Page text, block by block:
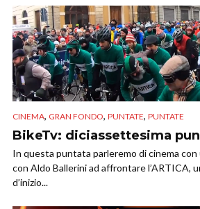
CINEMA, GRAN FONDO, PUNTATE, PUNTATE
BikeTv: diciassettesima
In questa puntata parleremo di cinema con
con Aldo Ballerini ad affrontare l’ARTICA,
d’inizio...